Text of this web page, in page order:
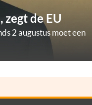
de EU
2 augustus moet een